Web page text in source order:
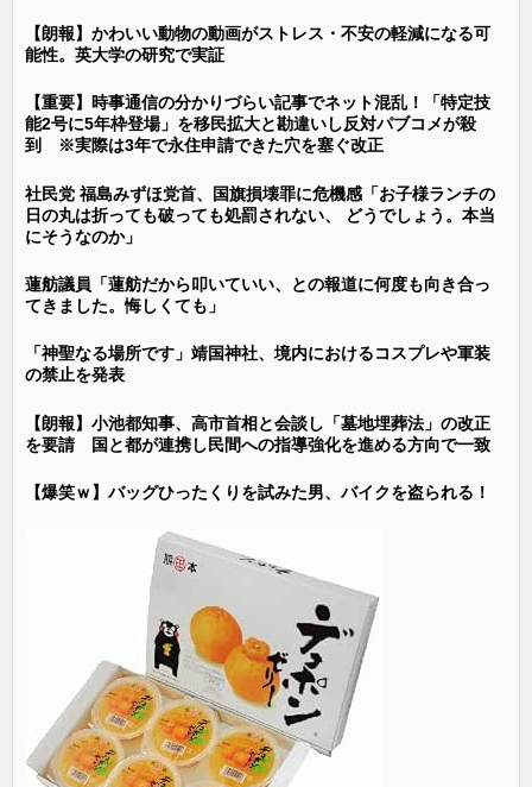
【朗報】かわいい動物の動画がストレス・不安の軽減になる可
能性。英大学の研究で実証
【重要】時事通信の分かりづらい記事でネット混乱！「特定技
能2号に5年枠登場」を移民拡大と勘違いし反対パブコメが殺
到 ※実際は3年で永住申請できた穴を塞ぐ改正
社民党 福島みずほ党首、国旗損壊罪に危機感「お子様ランチの
日の丸は折っても破っても処罰されない、 どうでしょう。本当
にそうなのか」
蓮舫議員「蓮舫だから叩いていい、との報道に何度も向き合っ
てきました。悔しくても」
「神聖なる場所です」靖国神社、境内におけるコスプレや軍装
の禁止を発表
【朗報】小池都知事、高市首相と会談し「墓地埋葬法」の改正
を要請 国と都が連携し民間への指導強化を進める方向で一致
【爆笑ｗ】バッグひったくりを試みた男、バイクを盗られる！